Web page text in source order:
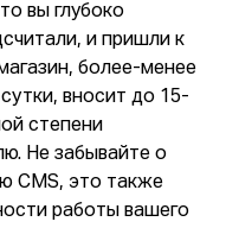
вы глубоко
и пришли к
более-менее
вносит до 15-
степени
Не забывайте о
CMS, это также
работы вашего